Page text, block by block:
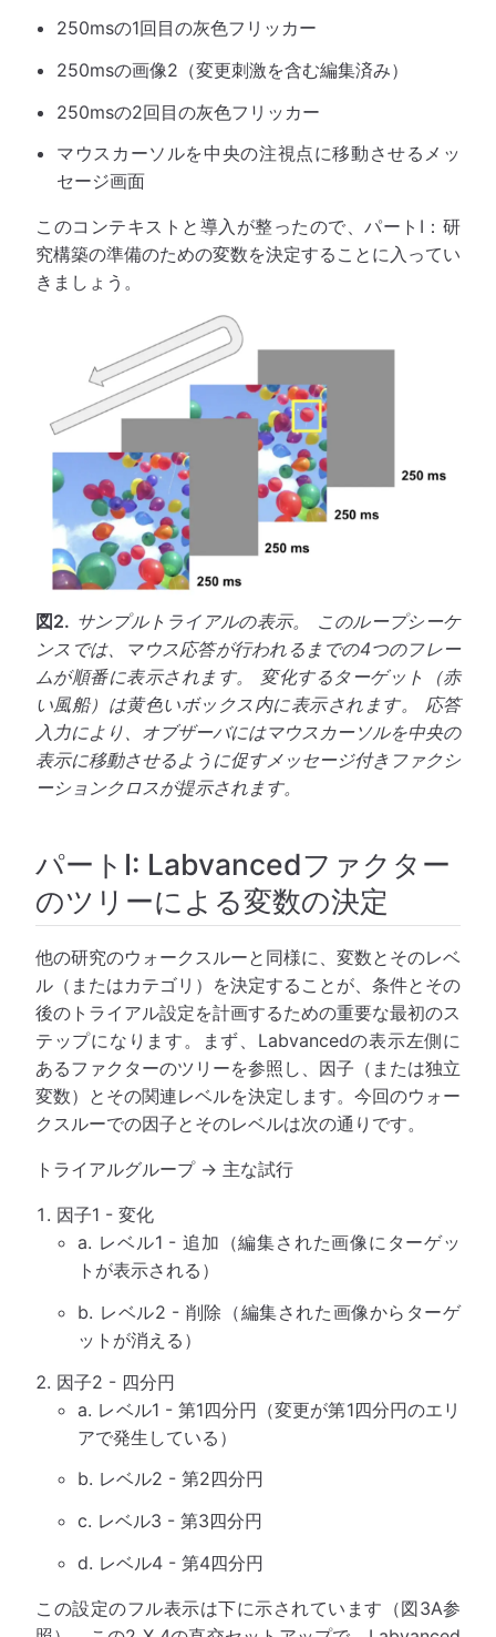
250msの1回目の灰色フリッカー
250msの画像2（変更刺激を含む編集済み）
250msの2回目の灰色フリッカー
マウスカーソルを中央の注視点に移動させるメッ
セージ画面
このコンテキストと導入が整ったので、パートI：研
究構築の準備のための変数を決定することに入ってい
きましょう。
図2. サンプルトライアルの表示。 このループシーケ
ンスでは、マウス応答が行われるまでの4つのフレー
ムが順番に表示されます。 変化するターゲット（赤
い風船）は黄色いボックス内に表示されます。 応答
入力により、オブザーバにはマウスカーソルを中央の
表示に移動させるように促すメッセージ付きファクシ
ーションクロスが提示されます。
パートI: Labvancedファクター
のツリーによる変数の決定
他の研究のウォークスルーと同様に、変数とそのレベ
ル（またはカテゴリ）を決定することが、条件とその
後のトライアル設定を計画するための重要な最初のス
テップになります。まず、Labvancedの表示左側に
あるファクターのツリーを参照し、因子（または独立
変数）とその関連レベルを決定します。今回のウォー
クスルーでの因子とそのレベルは次の通りです。
トライアルグループ → 主な試行
因子1 - 変化
a. レベル1 - 追加（編集された画像にターゲッ
トが表示される）
b. レベル2 - 削除（編集された画像からターゲ
ットが消える）
因子2 - 四分円
a. レベル1 - 第1四分円（変更が第1四分円のエリ
アで発生している）
b. レベル2 - 第2四分円
c. レベル3 - 第3四分円
d. レベル4 - 第4四分円
この設定のフル表示は下に示されています（図3A参